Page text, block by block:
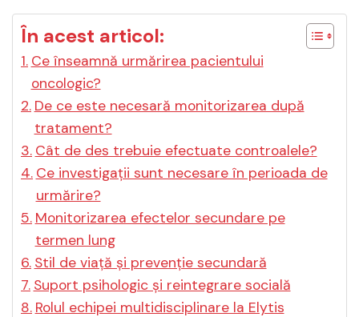
În acest articol:
Ce înseamnă urmărirea pacientului
oncologic?
De ce este necesară monitorizarea după
tratament?
Cât de des trebuie efectuate controalele?
Ce investigații sunt necesare în perioada de
urmărire?
Monitorizarea efectelor secundare pe
termen lung
Stil de viață și prevenție secundară
Suport psihologic și reintegrare socială
Rolul echipei multidisciplinare la Elytis